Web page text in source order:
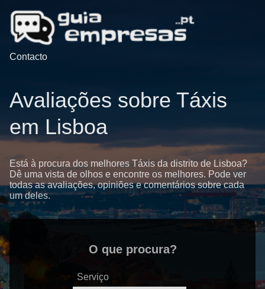
Contacto
Avaliações sobre Táxis
em Lisboa
Está à procura dos melhores Táxis da distrito de Lisboa?
Dê uma vista de olhos e encontre os melhores. Pode ver
todas as avaliações, opiniões e comentários sobre cada
um deles.
O que procura?
Serviço